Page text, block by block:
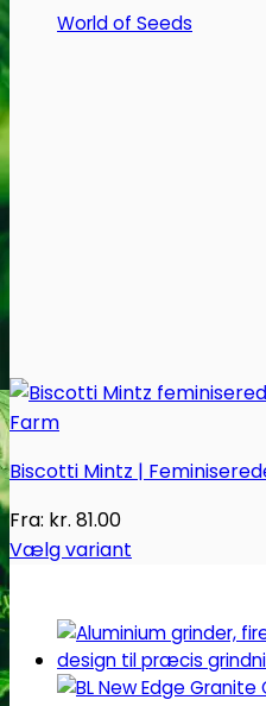
World of Seeds
vælges
varesiden
Biscotti Mintz |
Fra: kr. 81.00
Vælg variant
Dette
vare
flere
varianter.